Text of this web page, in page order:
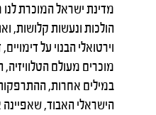
מדינת ישראל המוכרת
הולכות ונעשות קלושות,
וירטואלי הבנוי על
מוכרים מעולם
במילים אחרות,
הישראלי האבוד,